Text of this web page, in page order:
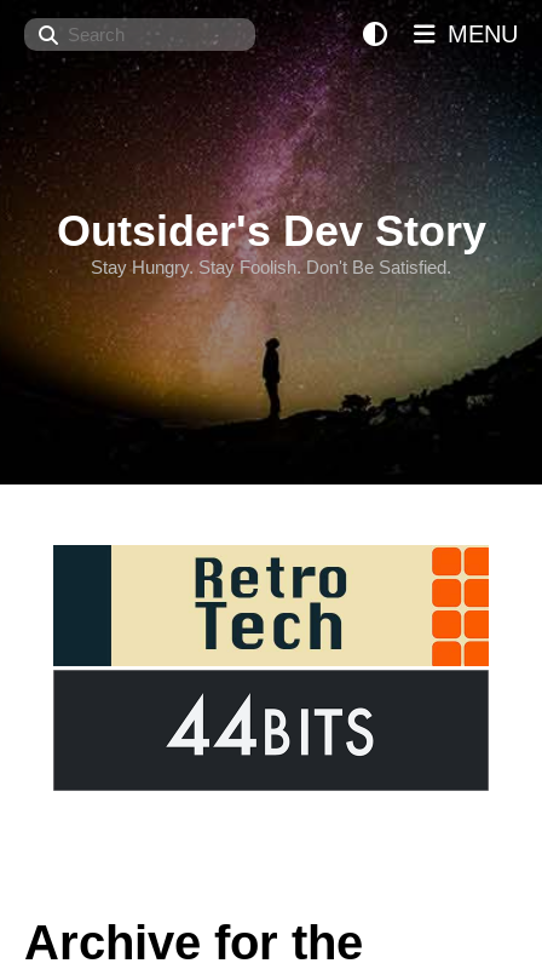
Search
Outsider's Dev Story
Stay Hungry. Stay Foolish. Don't Be Satisfied.
MENU
Archive for the